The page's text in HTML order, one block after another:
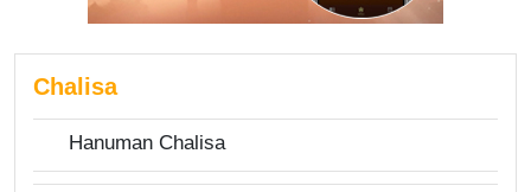
Chalisa
Hanuman Chalisa